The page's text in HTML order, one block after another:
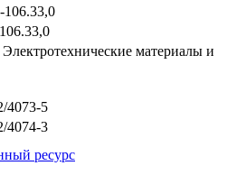
106.33,0
материалы и
4073-5
4074-3
ресурс